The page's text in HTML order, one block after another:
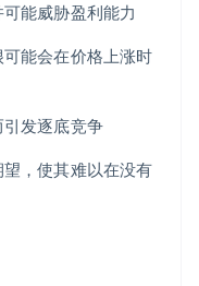
能威胁盈利能力
能会在价格上涨时
发逐底竞争
，使其难以在没有